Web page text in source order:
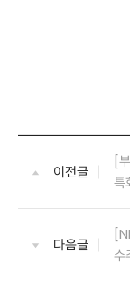
이전글
[
특
다음글
수